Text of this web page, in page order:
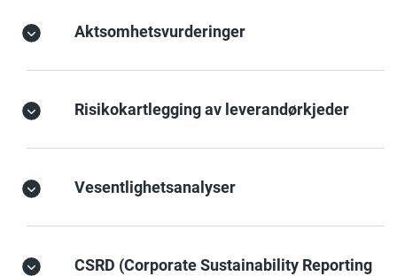
Aktsomhetsvurderinger
Risikokartlegging av leverandørkjeder
Vesentlighetsanalyser
CSRD (Corporate Sustainability Reporting